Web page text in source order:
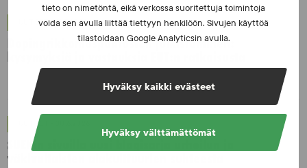
tieto on nimetöntä, eikä verkossa suoritettuja toimintoja
voida sen avulla liittää tiettyyn henkilöön. Sivujen käyttöä
tilastoidaan Google Analyticsin avulla.
Hyväksy kaikki evästeet
Hyväksy välttämättömät
UUTISET - 16.7.2026
Dopingrikkomuspäätösten julkistaminen:
kysymyksiä ja vastauksia EUT:n ratkaisusta
UUTISET - 30.6.2026
SUEKin sivuilla uusi blogisarja urheilun ja
väkivaltaisten alakulttuurien suhteesta